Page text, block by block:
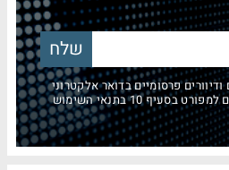
פרסומיים בדואר אלקטרוני
10 בתנאי השימוש